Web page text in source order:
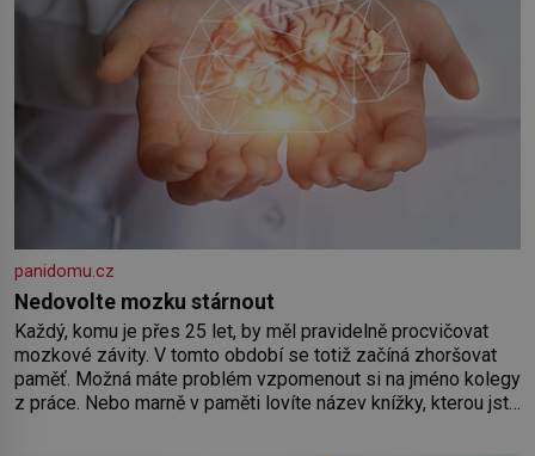
panidomu.cz
Nedovolte mozku stárnout
Každý, komu je přes 25 let, by měl pravidelně procvičovat
mozkové závity. V tomto období se totiž začíná zhoršovat
paměť. Možná máte problém vzpomenout si na jméno kolegy
z práce. Nebo marně v paměti lovíte název knížky, kterou jste